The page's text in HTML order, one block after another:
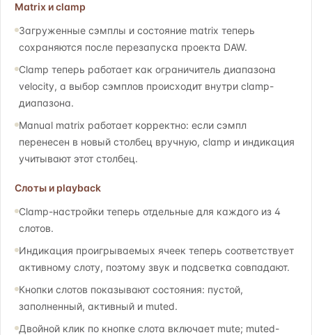
Matrix и clamp
Загруженные сэмплы и состояние matrix теперь
сохраняются после перезапуска проекта DAW.
Clamp теперь работает как ограничитель диапазона
velocity, а выбор сэмплов происходит внутри clamp-
диапазона.
Manual matrix работает корректно: если сэмпл
перенесен в новый столбец вручную, clamp и индикация
учитывают этот столбец.
Слоты и playback
Clamp-настройки теперь отдельные для каждого из 4
слотов.
Индикация проигрываемых ячеек теперь соответствует
активному слоту, поэтому звук и подсветка совпадают.
Кнопки слотов показывают состояния: пустой,
заполненный, активный и muted.
Двойной клик по кнопке слота включает mute; muted-